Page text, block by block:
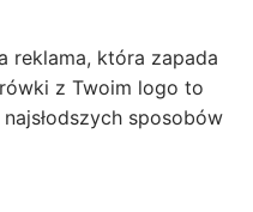
reklama, która zapada
z Twoim logo to
sposobów